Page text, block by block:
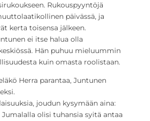
Rukouspyyntöjä
päivässä, ja
kerta toisensa jälkeen.
ei itse halua olla
Hän puhuu mieluummin
kuin omasta roolistaan.
Herra parantaa, Juntunen
joudun kysymään aina:
Jumalalla olisi tuhansia syitä antaa